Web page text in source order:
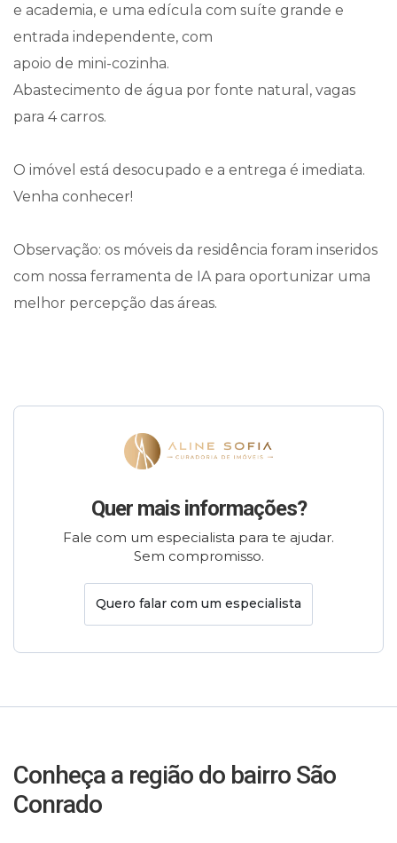
e academia, e uma edícula com suíte grande e
entrada independente, com
apoio de mini-cozinha.
Abastecimento de água por fonte natural, vagas
para 4 carros.
O imóvel está desocupado e a entrega é imediata.
Venha conhecer!
Observação: os móveis da residência foram inseridos
com nossa ferramenta de IA para oportunizar uma
melhor percepção das áreas.
Quer mais informações?
Fale com um especialista para te ajudar.
Sem compromisso.
Quero falar com um especialista
Conheça a região do bairro São
Conrado